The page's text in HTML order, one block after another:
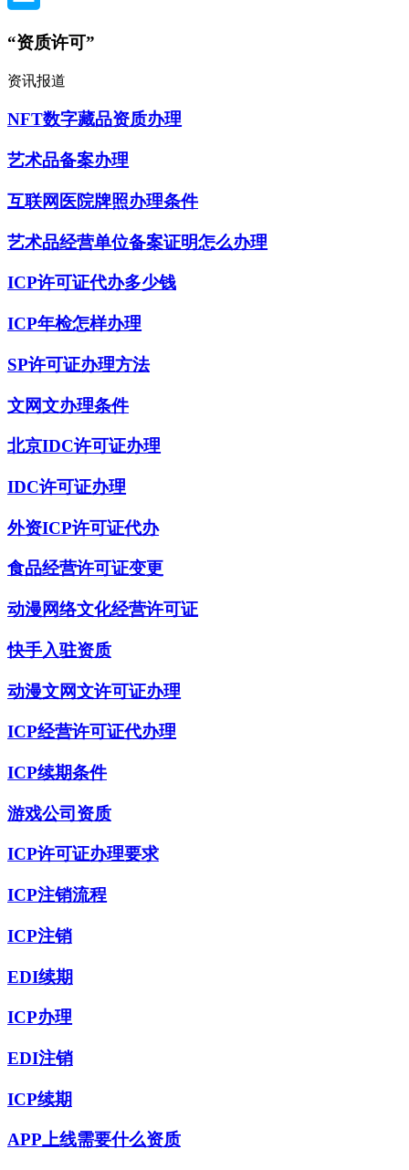
“资质许可”
资讯报道
NFT数字藏品资质办理
艺术品备案办理
互联网医院牌照办理条件
艺术品经营单位备案证明怎么办理
ICP许可证代办多少钱
ICP年检怎样办理
SP许可证办理方法
文网文办理条件
北京IDC许可证办理
IDC许可证办理
外资ICP许可证代办
食品经营许可证变更
动漫网络文化经营许可证
快手入驻资质
动漫文网文许可证办理
ICP经营许可证代办理
ICP续期条件
游戏公司资质
ICP许可证办理要求
ICP注销流程
ICP注销
EDI续期
ICP办理
EDI注销
ICP续期
APP上线需要什么资质